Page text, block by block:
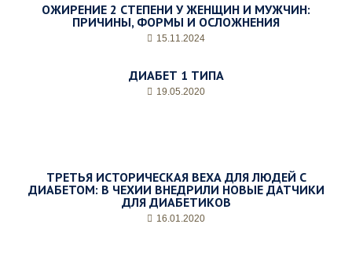
ОЖИРЕНИЕ 2 СТЕПЕНИ У ЖЕНЩИН И МУЖЧИН:
ПРИЧИНЫ, ФОРМЫ И ОСЛОЖНЕНИЯ
15.11.2024
ДИАБЕТ 1 ТИПА
19.05.2020
ТРЕТЬЯ ИСТОРИЧЕСКАЯ ВЕХА ДЛЯ ЛЮДЕЙ С
ДИАБЕТОМ: В ЧЕХИИ ВНЕДРИЛИ НОВЫЕ ДАТЧИКИ
ДЛЯ ДИАБЕТИКОВ
16.01.2020